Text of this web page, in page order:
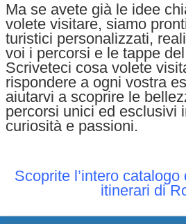
Ma se avete già le idee
volete visitare, siamo
turistici personalizzati,
voi i percorsi e le tappe
Scriveteci cosa volete
rispondere a ogni vostra
aiutarvi a scoprire le
percorsi unici ed esclusivi
curiosità e passioni.
Scoprite l’intero
itinerari di